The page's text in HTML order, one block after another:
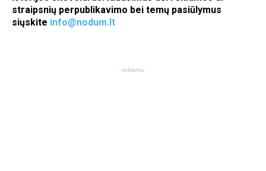
straipsnių perpublikavimo bei temų pasiūlymus
siųskite info@nodum.lt
- reklama -